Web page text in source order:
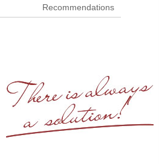
Recommendations